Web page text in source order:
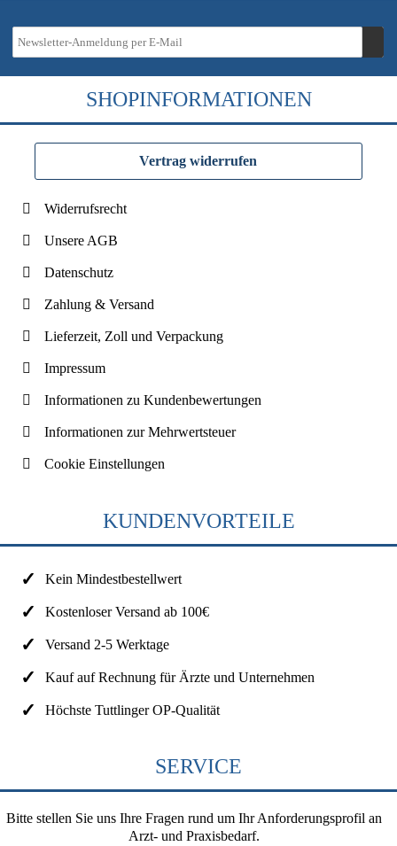
SHOPINFORMATIONEN
Vertrag widerrufen
Widerrufsrecht
Unsere AGB
Datenschutz
Zahlung & Versand
Lieferzeit, Zoll und Verpackung
Impressum
Informationen zu Kundenbewertungen
Informationen zur Mehrwertsteuer
Cookie Einstellungen
KUNDENVORTEILE
Kein Mindestbestellwert
Kostenloser Versand ab 100€
Versand 2-5 Werktage
Kauf auf Rechnung für Ärzte und Unternehmen
Höchste Tuttlinger OP-Qualität
SERVICE
Bitte stellen Sie uns Ihre Fragen rund um Ihr Anforderungsprofil an
Arzt- und Praxisbedarf.